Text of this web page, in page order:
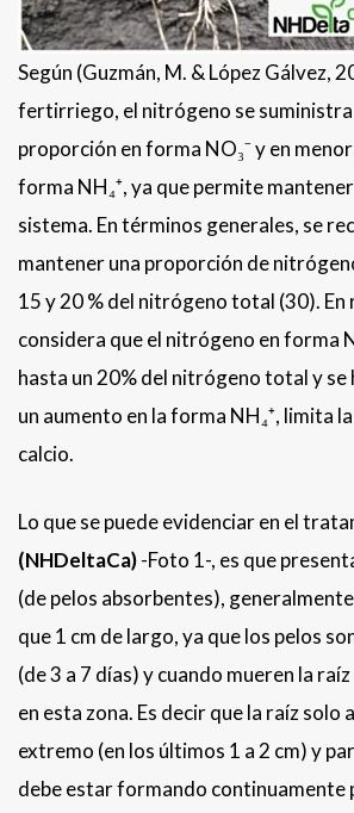
Según (Guzmán, M. & López Gálvez,
fertirriego, el nitrógeno se
proporción en forma NO₃⁻ y en
forma NH₄⁺, ya que permite
sistema. En términos generales, se
mantener una proporción de
15 y 20 % del nitrógeno total (30). En
considera que el nitrógeno en forma
hasta un 20% del nitrógeno total y
un aumento en la forma NH₄⁺, limita
calcio.
Lo que se puede evidenciar en el
(NHDeltaCa)-Foto 1-, es que
(de pelos absorbentes),
que 1 cm de largo, ya que los pelos
(de 3 a 7 días) y cuando mueren la
en esta zona. Es decir que la raíz solo
extremo (en los últimos 1 a 2 cm) y
debe estar formando continuamente